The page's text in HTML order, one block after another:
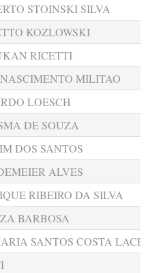
STOINSKI SILVA
KOZLOWSKI
RICETTI
MILITAO
LOESCH
DE SOUZA
DOS SANTOS
ALVES
RIBEIRO DA SILVA
BARBOSA
SANTOS COSTA